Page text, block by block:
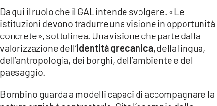
Da qui il ruolo che il GAL intende svolgere. «Le
istituzioni devono tradurre una visione in opportunità
concrete», sottolinea. Una visione che parte dalla
valorizzazione dell’identità grecanica, della lingua,
dell’antropologia, dei borghi, dell’ambiente e del
paesaggio.
Bombino guarda a modelli capaci di accompagnare la